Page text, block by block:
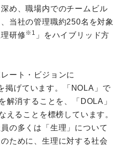
め、職場内でのチームビル
当社の管理職約250名を対象
研修※1 」をハイブリッド方
ート・ビジョンに
掲げています。「NOLA」で
解消することを、「DOLA」
えることを標榜しています。
の多くは「生理」について
ために、生理に対する社会